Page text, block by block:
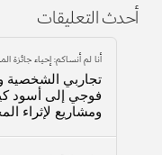
أحدث التعليقات
أنا لم أنساكم: إحياء جائزة المحبوب (38) - مدونة
فوجي إلى أسود
ومشاريع لإثراء